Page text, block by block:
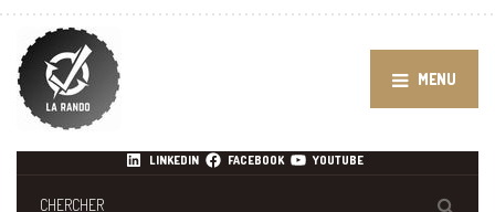
MENU
LINKEDIN FACEBOOK YOUTUBE